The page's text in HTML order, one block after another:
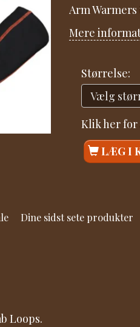
Arm
Mere
Størrelse:
Klik her
LÆG I
Dine sidst sete produkter
Loops.